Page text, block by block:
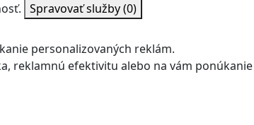
Spravovať služby(0)
personalizovaných reklám.
reklamnú efektivitu alebo na vám